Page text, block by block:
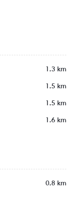
1.3 km
1.5 km
1.5 km
1.6 km
0.8 km